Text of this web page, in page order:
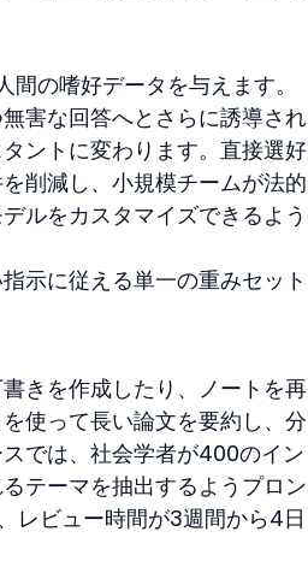
の嗜好データを与えます。
害な回答へとさらに誘導され
ントに変わります。直接選好
削減し、小規模チームが法的
ルをカスタマイズできるよう
示に従える単一の重みセット
きを作成したり、ノートを再
使って長い論文を要約し、分
では、社会学者が400のイン
テーマを抽出するようプロン
レビュー時間が3週間から4日